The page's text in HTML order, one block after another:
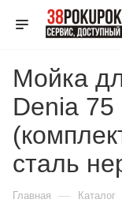
Мойка
Denia 75
сталь
Главная — Каталог